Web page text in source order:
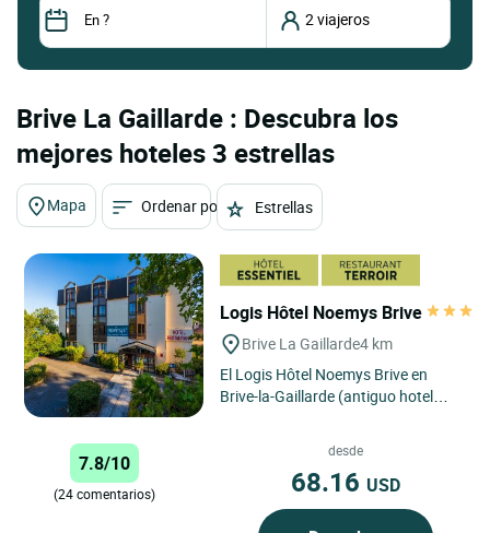
Brive La Gaillarde : Descubra los
mejores hoteles 3 estrellas
Mapa Ordenar por Estrellas
Logis Hôtel Noemys Brive
Brive La Gaillarde4 km
El Logis Hôtel Noemys Brive en
Brive-la-Gaillarde (antiguo hotel
7.8/10
(24 comentarios)
desde
68.16 USD